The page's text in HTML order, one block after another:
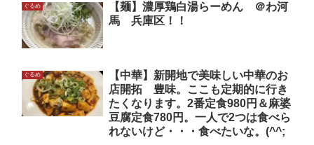
ぐるめ
【麺】濃厚鶏白湯らーめん ＠わ河
馬 兵庫区！！
ぐるめ
【中華】新開地で美味しい中華のお
店開拓 豊味。ここも定期的に行き
たくなります。2番定食980円＆麻婆
豆腐定食780円。一人で2つは食べら
れないけど・・・食べたいな。(^^;